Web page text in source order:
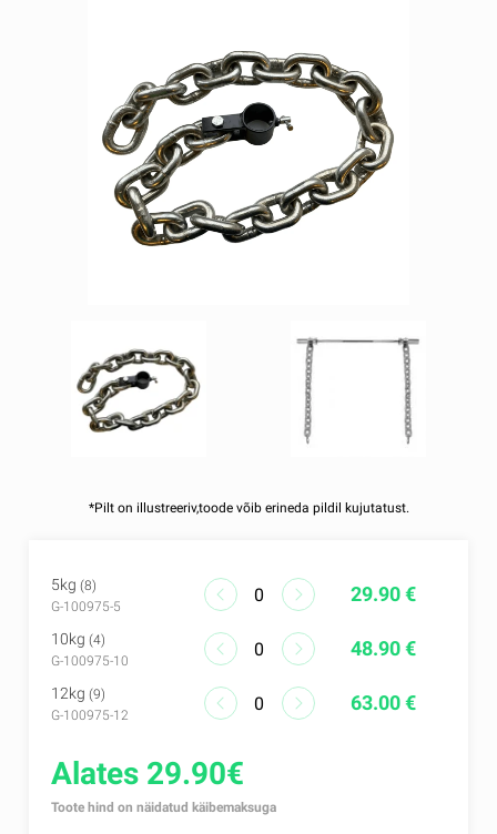
*Pilt on illustreeriv,toode võib erineda pildil kujutatust.
5kg(8)
G-100975-5
29.90 €
10kg(4)
G-100975-10
48.90 €
12kg(9)
G-100975-12
63.00 €
Alates 29.90€
Toote hind on näidatud käibemaksuga